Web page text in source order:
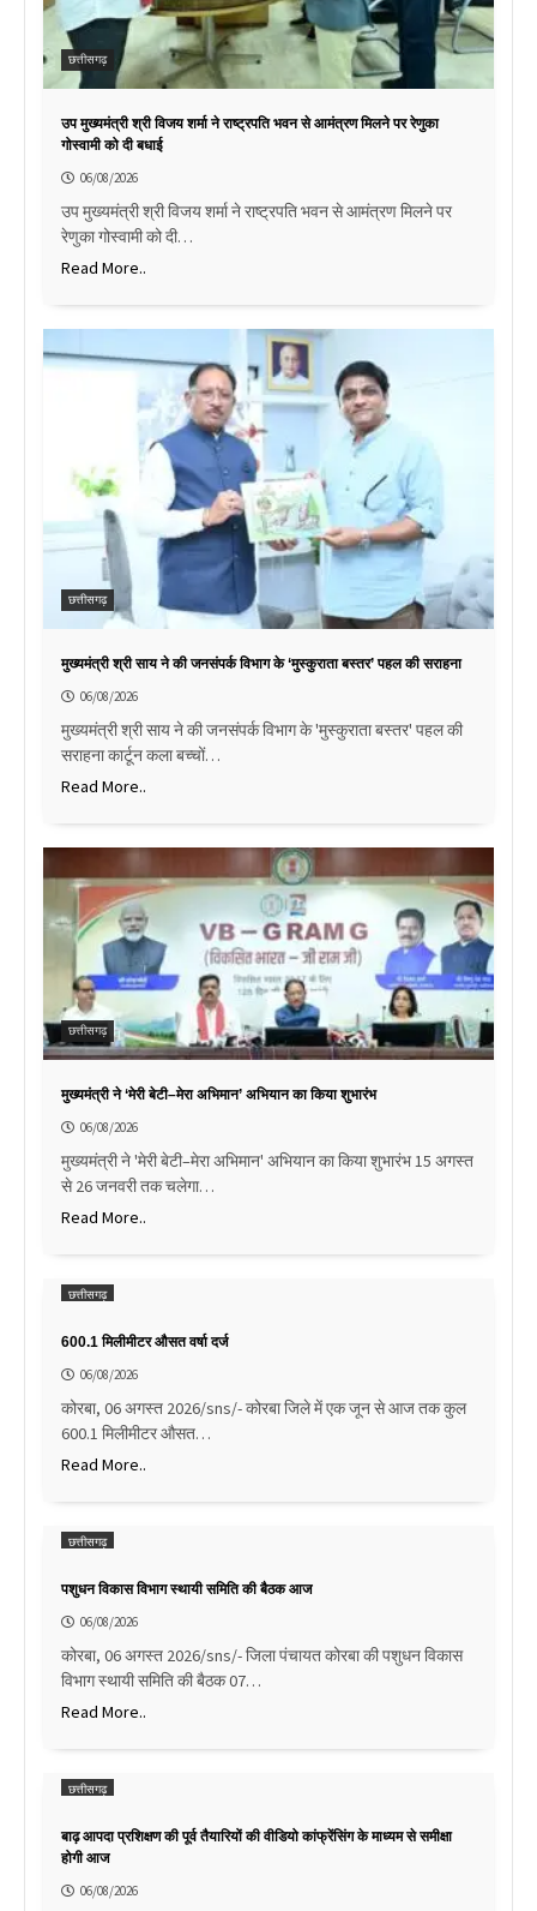
छत्तीसगढ़
उप मुख्यमंत्री श्री विजय शर्मा ने राष्ट्रपति भवन से आमंत्रण मिलने पर रेणुका
गोस्वामी को दी बधाई
06/08/2026
उप मुख्यमंत्री श्री विजय शर्मा ने राष्ट्रपति भवन से आमंत्रण मिलने पर
रेणुका गोस्वामी को दी…
Read More..
छत्तीसगढ़
मुख्यमंत्री श्री साय ने की जनसंपर्क विभाग के ‘मुस्कुराता बस्तर’ पहल की सराहना
06/08/2026
मुख्यमंत्री श्री साय ने की जनसंपर्क विभाग के 'मुस्कुराता बस्तर' पहल की
सराहना कार्टून कला बच्चों…
Read More..
छत्तीसगढ़
मुख्यमंत्री ने ‘मेरी बेटी–मेरा अभिमान’ अभियान का किया शुभारंभ
06/08/2026
मुख्यमंत्री ने 'मेरी बेटी–मेरा अभिमान' अभियान का किया शुभारंभ 15 अगस्त
से 26 जनवरी तक चलेगा…
Read More..
छत्तीसगढ़
600.1 मिलीमीटर औसत वर्षा दर्ज
06/08/2026
कोरबा, 06 अगस्त 2026/sns/- कोरबा जिले में एक जून से आज तक कुल
600.1 मिलीमीटर औसत…
Read More..
छत्तीसगढ़
पशुधन विकास विभाग स्थायी समिति की बैठक आज
06/08/2026
कोरबा, 06 अगस्त 2026/sns/- जिला पंचायत कोरबा की पशुधन विकास
विभाग स्थायी समिति की बैठक 07…
Read More..
छत्तीसगढ़
बाढ़ आपदा प्रशिक्षण की पूर्व तैयारियों की वीडियो कांफ्रेंसिंग के माध्यम से समीक्षा
होगी आज
06/08/2026